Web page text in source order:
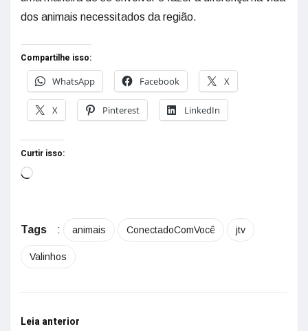
dos animais necessitados da região.
Compartilhe isso:
WhatsApp
Facebook X
X Pinterest LinkedIn
Curtir isso:
Tags : animais ConectadoComVocê jtv
Valinhos
Leia anterior